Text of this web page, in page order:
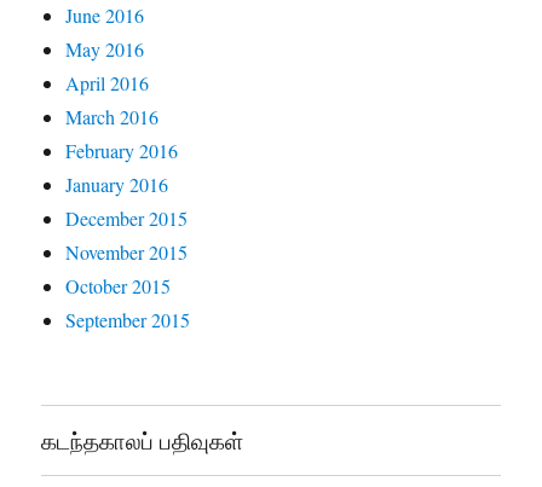
June 2016
May 2016
April 2016
March 2016
February 2016
January 2016
December 2015
November 2015
October 2015
September 2015
கடந்தகாலப் பதிவுகள்